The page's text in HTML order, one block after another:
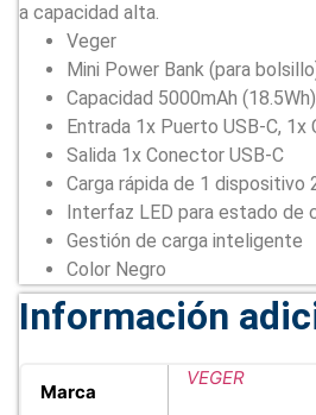
a capacidad alta.
Veger
Mini Power Bank (para
Capacidad 5000mAh (18.5Wh)
Entrada 1x Puerto USB-C, 1x
Salida 1x Conector USB-C
Carga rápida de 1 dispositivo
Interfaz LED para estado de
Gestión de carga inteligente
Color Negro
Información
Marca
VEGER